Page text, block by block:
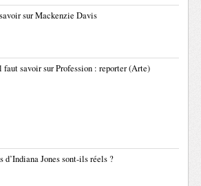
sur Mackenzie Davis
faut savoir sur Profession : reporter (Arte)
d’Indiana Jones sont-ils réels ?